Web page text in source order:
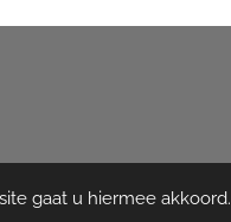
gaat u hiermee akkoord.